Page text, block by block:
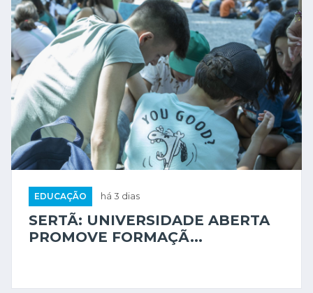
EDUCAÇÃO há 3 dias
SERTÃ: UNIVERSIDADE ABERTA
PROMOVE FORMAÇÃ...